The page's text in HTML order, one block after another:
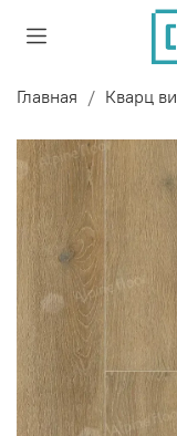
Главная Кварц